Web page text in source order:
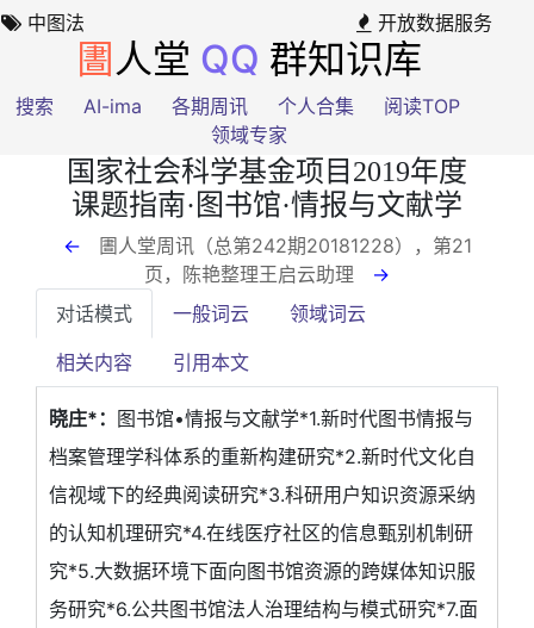
中图法 开放数据服务
圕 人堂 QQ 群知识库
搜索 AI-ima 各期周讯 个人合集
阅读TOP
领域专家
国家社会科学基金项目2019年度
课题指南·图书馆·情报与文献学
←
圕人堂周讯（总第242期20181228），第21
页 ，陈艳整理王启云助理 →
对话模式
一般词云 领域词云
相关内容 引用本文
晓庄*： 图书馆•情报与文献学*1.新时代图书情报与
档案管理学科体系的重新构建研究*2.新时代文化自
信视域下的经典阅读研究*3.科研用户知识资源采纳
的认知机理研究*4.在线医疗社区的信息甄别机制研
究*5.大数据环境下面向图书馆资源的跨媒体知识服
务研究*6.公共图书馆法人治理结构与模式研究*7.面